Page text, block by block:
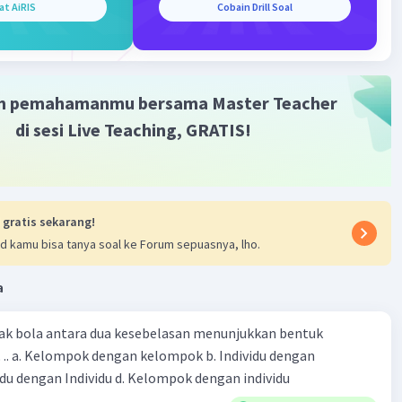
dalam arkeologi bawah air berjalan dengan lambat.
ada penemuan menarik, proses ekskavasi dan pemulihan
contoh di atas, hal-hal seperti teknologi yang
kompleksitas isu-isu yang dipelajari, dan keterbatasan
dan dipelajari.
·5.0(1) Balas
Level 58
terverifikasi
AiRIS Cobain Drill Soal
pemahamanmu bersama Master Teacher
di sesi Live Teaching, GRATIS!
gratis sekarang!
kamu bisa tanya soal ke Forum sepuasnya, lho.
bola antara dua kesebelasan menunjukkan bentuk
kelompok c. Individu dengan Individu d. Kelompok dengan individu